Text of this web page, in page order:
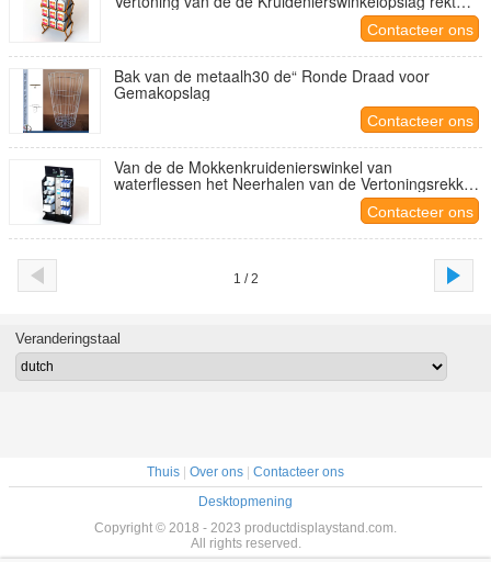
Contacteer ons
Bak van de metaalh30 de“ Ronde Draad voor
Gemakopslag
Contacteer ons
Van de de Mokkenkruidenierswinkel van
waterflessen het Neerhalen van de Vertoningsrekken
Contacteer ons
1 / 2
Veranderingstaal
Thuis Over ons
Contacteer ons
Desktopmening
Copyright © 2018 - 2023 productdisplaystand.com.
All rights reserved.